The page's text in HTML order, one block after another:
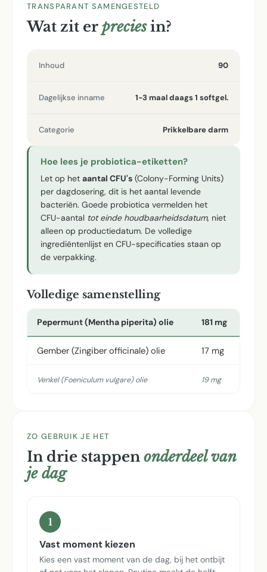
TRANSPARANT SAMENGESTELD
Wat zit er preciesin?
Inhoud 90
Dagelijkse inname 1-3 maal daags 1 softgel.
Categorie Prikkelbare darm
Hoe lees je probiotica-etiketten?
Let op het aantal CFU's (Colony-Forming Units)
per dagdosering, dit is het aantal levende
bacteriën. Goede probiotica vermelden het
CFU-aantal tot einde houdbaarheidsdatum, niet
alleen op productiedatum. De volledige
ingrediëntenlijst en CFU-specificaties staan op
de verpakking.
Volledige samenstelling
Pepermunt (Mentha piperita) olie 181 mg
Gember (Zingiber officinale) olie 17 mg
Venkel (Foeniculum vulgare) olie 19 mg
ZO GEBRUIK JE HET
In drie stappen onderdeel van
je dag
1
Vast moment kiezen
Kies een vast moment van de dag, bij het ontbijt